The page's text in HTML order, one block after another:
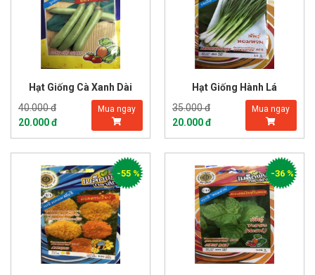
Hạt Giống Cà Xanh Dài
40.000 đ
20.000 đ
Mua ngay
Hạt Giống Hành Lá
35.000 đ
20.000 đ
Mua ngay
-55 % -36 %